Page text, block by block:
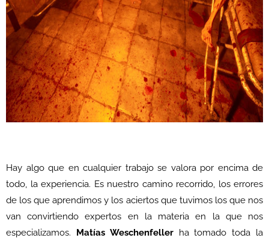
Hay algo que en cualquier trabajo se valora por encima de
todo, la experiencia. Es nuestro camino recorrido, los errores
de los que aprendimos y los aciertos que tuvimos los que nos
van convirtiendo expertos en la materia en la que nos
especializamos. Matías Weschenfellerha tomado toda la